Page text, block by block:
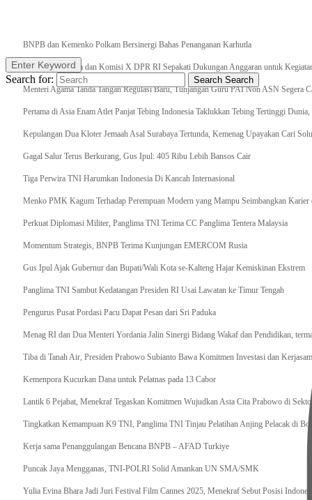
BNPB dan Kemenko Polkam Bersinergi Bahas Penanganan Karhutla
Raker Kemenpora dan Komisi X DPR RI Sepakati Dukungan Anggaran untuk
Menteri Agama Tanda Tangan Regulasi Baru, Tunjangan Guru PAI Non ASN Segera
Pertama di Asia Enam Atlet Panjat Tebing Indonesia Taklukkan Tebing Tertinggi
Kepulangan Dua Kloter Jemaah Asal Surabaya Tertunda, Kemenag Upayakan Cari
Gagal Salur Terus Berkurang, Gus Ipul: 405 Ribu Lebih Bansos Cair
Tiga Perwira TNI Harumkan Indonesia Di Kancah Internasional
Menko PMK Kagum Terhadap Perempuan Modern yang Mampu Seimbangkan Karier
Perkuat Diplomasi Militer, Panglima TNI Terima CC Panglima Tentera Malaysia
Momentum Strategis, BNPB Terima Kunjungan EMERCOM Rusia
Gus Ipul Ajak Gubernur dan Bupati/Wali Kota se-Kalteng Hajar Kemiskinan Ekstrem
Panglima TNI Sambut Kedatangan Presiden RI Usai Lawatan ke Timur Tengah
Pengurus Pusat Pordasi Pacu Dapat Pesan dari Sri Paduka
Menag RI dan Dua Menteri Yordania Jalin Sinergi Bidang Wakaf dan Pendidikan,
Tiba di Tanah Air, Presiden Prabowo Subianto Bawa Komitmen Investasi dan
Kemenpora Kucurkan Dana untuk Pelatnas pada 13 Cabor
Lantik 6 Pejabat, Menekraf Tegaskan Komitmen Wujudkan Asta Cita Prabowo di Sektor
Tingkatkan Kemampuan K9 TNI, Panglima TNI Tinjau Pelatihan Anjing Pelacak di
Kerja sama Penanggulangan Bencana BNPB – AFAD Turkiye
Puncak Jaya Mengganas, TNI-POLRI Solid Amankan UN SMA/SMK
Yulia Evina Bhara Jadi Juri Festival Film Cannes 2025, Menekraf Sebut Posisi
Enter Keyword
Search for: Search Search